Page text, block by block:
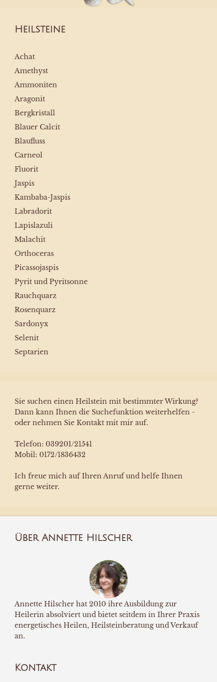
Heilsteine
Achat
Amethyst
Ammoniten
Aragonit
Bergkristall
Blauer Calcit
Blaufluss
Carneol
Fluorit
Jaspis
Kambaba-Jaspis
Labradorit
Lapislazuli
Malachit
Orthoceras
Picassojaspis
Pyrit und Pyritsonne
Rauchquarz
Rosenquarz
Sardonyx
Selenit
Septarien
Sie suchen einen Heilstein mit bestimmter Wirkung?
Dann kann Ihnen die Suchefunktion weiterhelfen -
oder nehmen Sie Kontakt mit mir auf.
Telefon: 039201/21541
Mobil: 0172/1836432
Ich freue mich auf Ihren Anruf und helfe Ihnen
gerne weiter.
Über Annette Hilscher
Annette Hilscher hat 2010 ihre Ausbildung zur
Heilerin absolviert und bietet seitdem in Ihrer Praxis
energetisches Heilen, Heilsteinberatung und Verkauf
an.
Kontakt